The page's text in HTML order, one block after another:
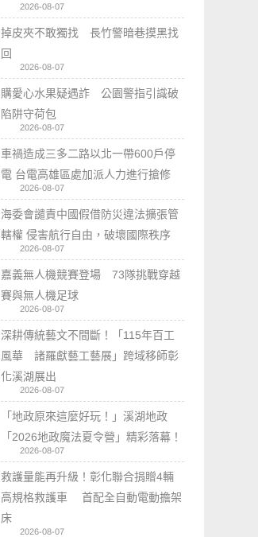
2026-08-07
掉皮夾不敢獨找 長竹警暗巷摸黑找
回
2026-08-07
購愛心水果疑遇詐 公園警指引識破
陷阱守荷包
2026-08-07
車禍造成三多二路以北一帶600戶停
電 台電高雄區處加派人力進行搶修
2026-08-07
海委會譴責中國假借防災違法擴張管
轄權 侵害航行自由，破壞國際秩序
2026-08-07
嘉義無人機競賽登場 73隊挑戰穿越
賽與無人機足球
2026-08-07
深耕傳統藝文不間斷！「115年百工
風華 諸羅獻藝工藝展」跨域移師彰
化溪湖展出
2026-08-07
「地政原來這麼好玩！」溪湖地政
「2026地政魔法夏令營」精彩落幕！
2026-08-07
救護量能再升級！彰化聯合捐贈4輛
高規格救護車 首配全自動電動擔架
床
2026-08-07